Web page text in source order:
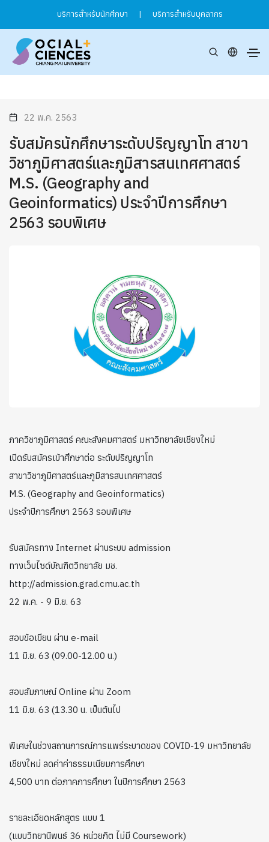
บริการสำหรับนักศึกษา | บริการสำหรับบุคลากร
22 พ.ค. 2563
รับสมัครนักศึกษาระดับปริญญาโท สาขา
วิชาภูมิศาสตร์และภูมิสารสนเทศศาสตร์
M.S. (Geography and
Geoinformatics) ประจำปีการศึกษา
2563 รอบพิเศษ
ภาควิชาภูมิศาสตร์ คณะสังคมศาสตร์ มหาวิทยาลัยเชียงใหม่
เปิดรับสมัครเข้าศึกษาต่อ ระดับปริญญาโท
สาขาวิชาภูมิศาสตร์และภูมิสารสนเทศศาสตร์
M.S. (Geography and Geoinformatics)
ประจำปีการศึกษา 2563 รอบพิเศษ
รับสมัครทาง Internet ผ่านระบบ admission
ทางเว็บไซด์บัณฑิตวิทยาลัย มช.
http://admission.grad.cmu.ac.th
22 พ.ค. - 9 มิ.ย. 63
สอบข้อเขียน ผ่าน e-mail
11 มิ.ย. 63 (09.00-12.00 น.)
สอบสัมภาษณ์ Online ผ่าน Zoom
11 มิ.ย. 63 (13.30 น. เป็นต้นไป
พิเศษในช่วงสถานการณ์การแพร่ระบาดของ COVID-19 มหาวิทยาลัย
เชียงใหม่ ลดค่าค่าธรรมเนียมการศึกษา
4,500 บาท ต่อภาคการศึกษา ในปีการศึกษา 2563
รายละเอียดหลักสูตร แบบ 1
(แบบวิทยานิพนธ์ 36 หน่วยกิต ไม่มี Coursework)